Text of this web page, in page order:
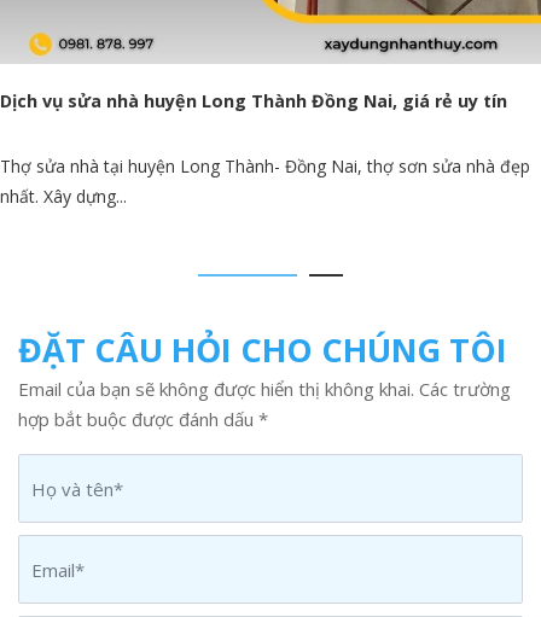
Thợ sơn nhà tại huyện Long Thành | Báo giá sơn lại nhà giá
Thợ sơn nhà tại huyện Long Thành chất lượng, thi công sơn nước
chuyên nghiệp chuyên...
ĐẶT CÂU HỎI CHO CHÚNG TÔI
Email của bạn sẽ không được hiển thị không khai. Các trường
hợp bắt buộc được đánh dấu *